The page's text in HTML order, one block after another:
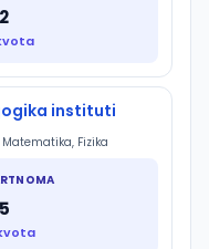
instituti
Matematika, Fizika